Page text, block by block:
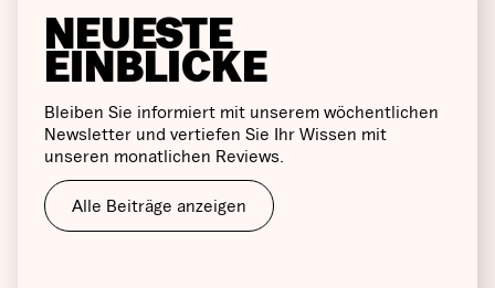
NEUESTE
EINBLICKE
Bleiben Sie informiert mit unserem wöchentlichen
Newsletter und vertiefen Sie Ihr Wissen mit
unseren monatlichen Reviews.
Alle Beiträge anzeigen